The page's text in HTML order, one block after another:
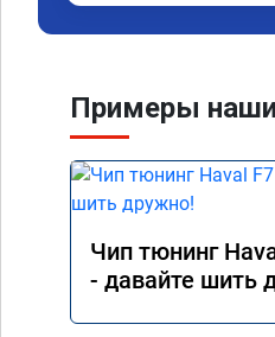
Примеры
Чип тюнинг
- давайте шить